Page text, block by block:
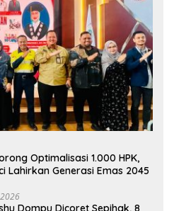
Optimalisasi 1.000 HPK,
Lahirkan Generasi Emas 2045
Dompu Dicoret Sepihak, 8